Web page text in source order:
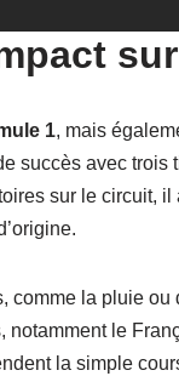
1, mais
succès avec trois
sur le circuit,
comme la pluie ou
notamment le
la simple